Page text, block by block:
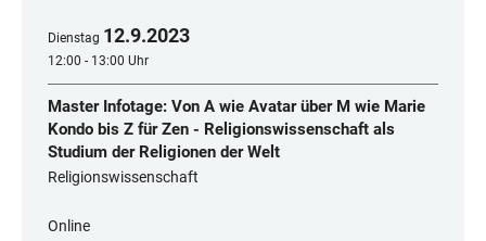
Dienstag 12.9.2023
12:00 - 13:00 Uhr
Master Infotage: Von A wie Avatar über M wie Marie
Kondo bis Z für Zen - Religionswissenschaft als
Studium der Religionen der Welt
Religionswissenschaft
Online